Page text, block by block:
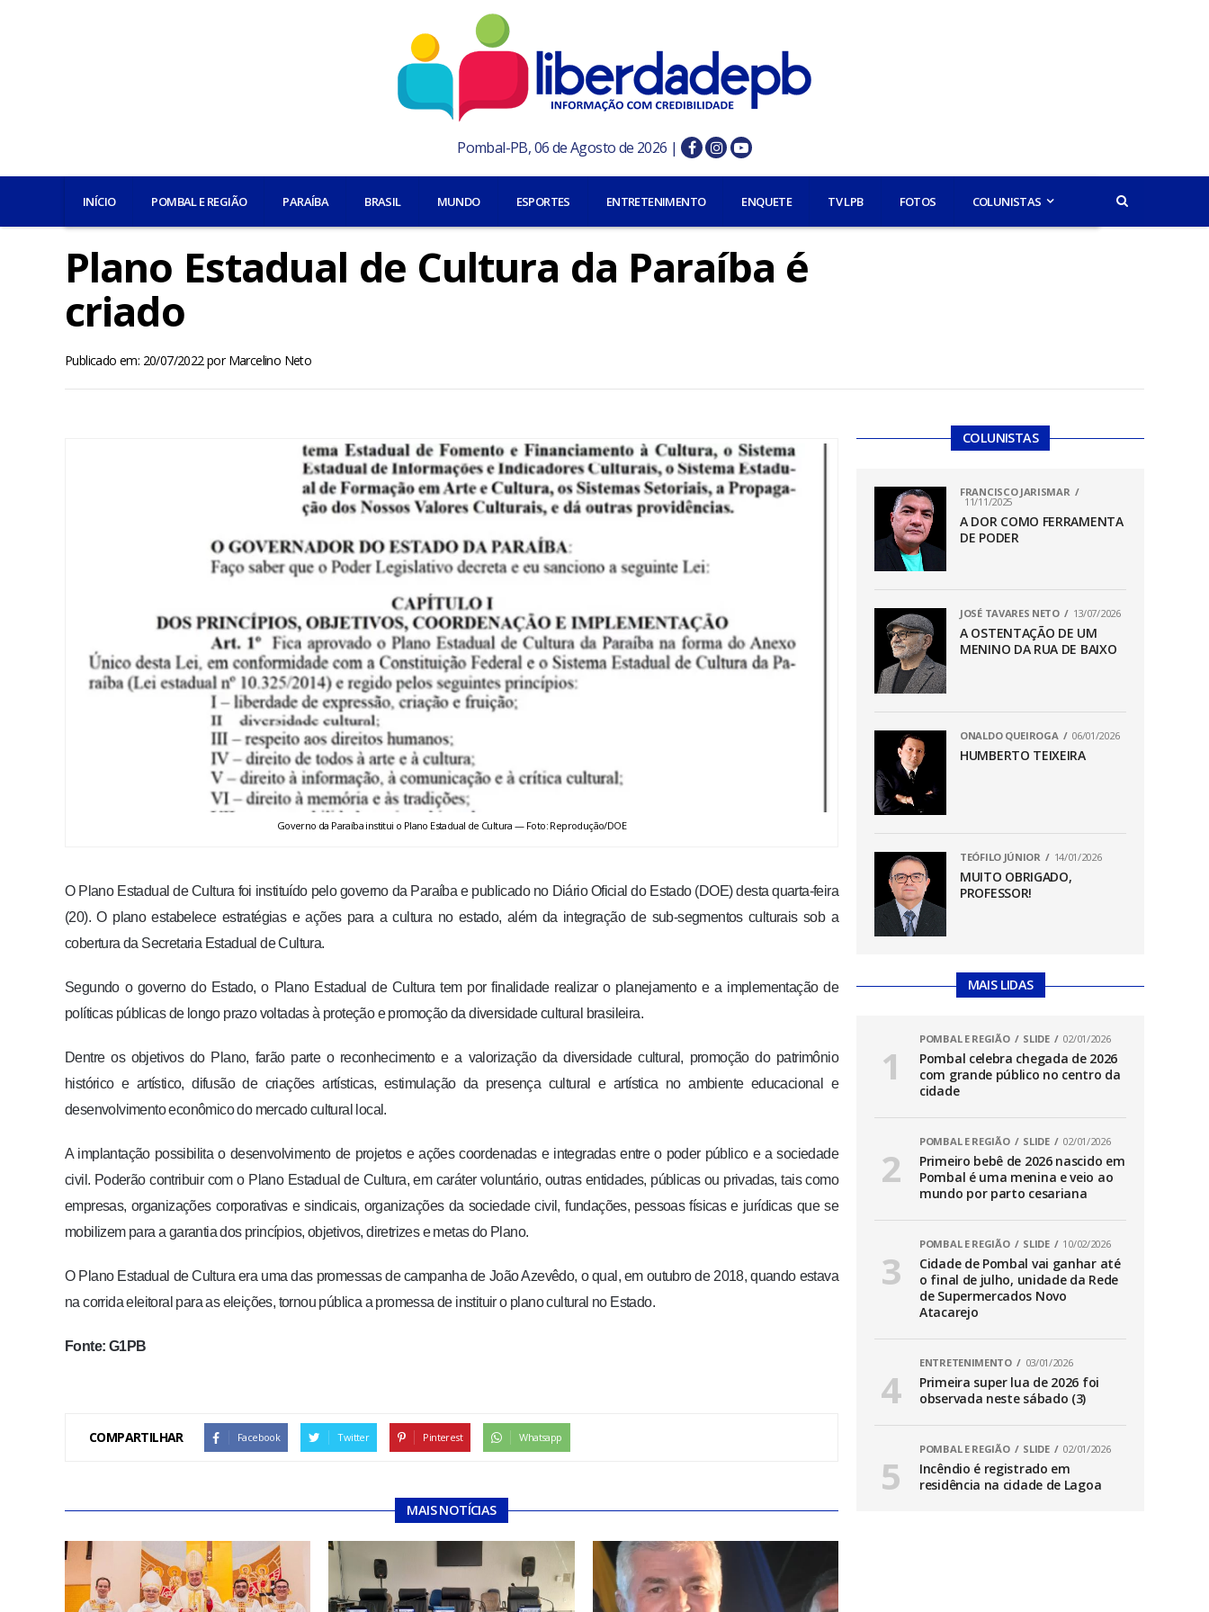
Pombal-PB, 06 de Agosto de 2026 |
INÍCIO POMBAL E REGIÃO PARAÍBA BRASIL MUNDO ESPORTES ENTRETENIMENTO ENQUETE TV LPB FOTOS COLUNISTAS
Plano Estadual de Cultura da Paraíba é
criado
Publicado em: 20/07/2022porMarcelino Neto
Governo da Paraíba institui o Plano Estadual de Cultura — Foto: Reprodução/DOE
O Plano Estadual de Cultura foi instituído pelo governo da Paraíba e publicado no Diário Oficial do Estado (DOE) desta quarta-feira
(20). O plano estabelece estratégias e ações para a cultura no estado, além da integração de sub-segmentos culturais sob a
cobertura da Secretaria Estadual de Cultura.
Segundo o governo do Estado, o Plano Estadual de Cultura tem por finalidade realizar o planejamento e a implementação de
políticas públicas de longo prazo voltadas à proteção e promoção da diversidade cultural brasileira.
Dentre os objetivos do Plano, farão parte o reconhecimento e a valorização da diversidade cultural, promoção do patrimônio
histórico e artístico, difusão de criações artísticas, estimulação da presença cultural e artística no ambiente educacional e
desenvolvimento econômico do mercado cultural local.
A implantação possibilita o desenvolvimento de projetos e ações coordenadas e integradas entre o poder público e a sociedade
civil. Poderão contribuir com o Plano Estadual de Cultura, em caráter voluntário, outras entidades, públicas ou privadas, tais como
empresas, organizações corporativas e sindicais, organizações da sociedade civil, fundações, pessoas físicas e jurídicas que se
mobilizem para a garantia dos princípios, objetivos, diretrizes e metas do Plano.
O Plano Estadual de Cultura era uma das promessas de campanha de João Azevêdo, o qual, em outubro de 2018, quando estava
na corrida eleitoral para as eleições, tornou pública a promessa de instituir o plano cultural no Estado.
Fonte: G1PB
COMPARTILHAR Facebook Twitter Pinterest Whatsapp
MAIS NOTÍCIAS
COLUNISTAS
FRANCISCO JARISMAR
11/11/2025
A DOR COMO FERRAMENTA
DE PODER
JOSÉ TAVARES NETO 13/07/2026
A OSTENTAÇÃO DE UM
MENINO DA RUA DE BAIXO
ONALDO QUEIROGA 06/01/2026
HUMBERTO TEIXEIRA
TEÓFILO JÚNIOR 14/01/2026
MUITO OBRIGADO,
PROFESSOR!
MAIS LIDAS
POMBAL E REGIÃO SLIDE 02/01/2026
Pombal celebra chegada de 2026
com grande público no centro da
cidade
POMBAL E REGIÃO SLIDE 02/01/2026
Primeiro bebê de 2026 nascido em
Pombal é uma menina e veio ao
mundo por parto cesariana
POMBAL E REGIÃO SLIDE 10/02/2026
Cidade de Pombal vai ganhar até
o final de julho, unidade da Rede
de Supermercados Novo
Atacarejo
ENTRETENIMENTO 03/01/2026
Primeira super lua de 2026 foi
observada neste sábado (3)
POMBAL E REGIÃO SLIDE 02/01/2026
Incêndio é registrado em
residência na cidade de Lagoa